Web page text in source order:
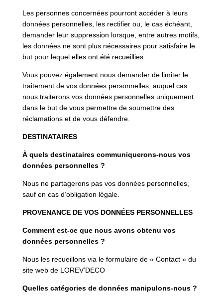
Les personnes concernées pourront accéder à leurs
données personnelles, les rectifier ou, le cas échéant,
demander leur suppression lorsque, entre autres motifs,
les données ne sont plus nécessaires pour satisfaire le
but pour lequel elles ont été recueillies.
Vous pouvez également nous demander de limiter le
traitement de vos données personnelles, auquel cas
nous traiterons vos données personnelles uniquement
dans le but de vous permettre de soumettre des
réclamations et de vous défendre.
DESTINATAIRES
À quels destinataires communiquerons-nous vos
données personnelles ?
Nous ne partagerons pas vos données personnelles,
sauf en cas d’obligation légale.
PROVENANCE DE VOS DONNÉES PERSONNELLES
Comment est-ce que nous avons obtenu vos
données personnelles ?
Nous les recueillons via le formulaire de « Contact » du
site web de LOREV’DECO
Quelles catégories de données manipulons-nous ?